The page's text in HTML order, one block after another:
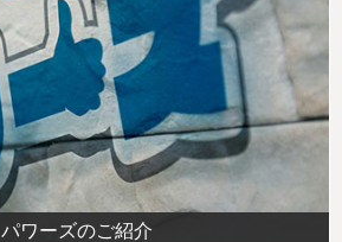
パワーズのご紹介